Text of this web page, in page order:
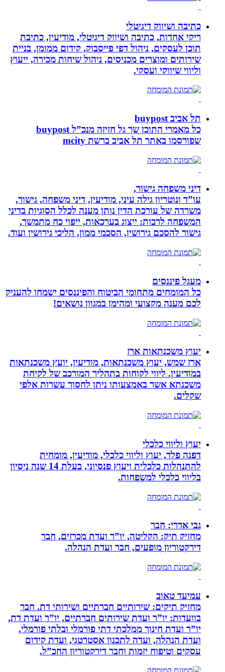
כתיבה ושיווק דיגיטלי
ריקי אחדות, כתיבה ושיווק דיגיטלי, מודיעין, כתיבת
תוכן לעסקים, ניהול דפי פייסבוק, קידום ממומן, בניית
שירותים ומוצרים מכניסים, ניהול שיחות מכירה, ייעוץ
וליווי שיווקי ועסקי.
תל אביב buypost
כל מאמרי התוכן שך גל חזיזה מנכ”ל buypost
שפורסמו באתר תל אביב ברשת mcity
דיני משפחה גישור,
עו”ד ונוטריון גילה עיני, מודיעין, דיני משפחה, גישור,
משרדה של עורכת הדין נותן מענה לכלל הסוגיות בדיני
המשפחה לרבות: ייצוג בערכאות, ייפוי כח מתמשך,
גישור להסכם גירושין, הסכמי ממון, הליכי גירושין ועוד.
מעגל פיננסים
כל המומחים מתחומי הביטוח והפיננסים ישמחו להעניק
לכם מענה מקצועי ומהימן במגוון נושאים!
יעוץ משכנתאות ארז
ארז שמש, יעוץ משכנתאות, מודיעין, יועץ משכנתאות
במודיעין. ליווי לקוחות בתהליך המורכב של לקיחת
משכנתא אשר באמצעותו ניתן לחסוך עשרות אלפי
שקלים.
יעוץ וליווי כלכלי
דפנה פלד, יעוץ וליווי כלכלי, מודיעין, מומחית
להתנהלות כלכלית ויעוץ פנסיוני, בעלת 14 שנה ניסיון
בליווי כלכלי למשפחות.
גבי אדרי: חבר
מחזיק תיק: הקליטה, יו”ר ועדת מכרזים, חבר
דירקטוריון מופעים, חבר ועדת הנהלה.
עמיעד טאוב
מחזיק תיקים: שירותיים חברתיים ושירותי דת. חבר
בוועדות: יו”ר ועדת שירותים חברתיים, יו”ר ועדת דת,
יו”ר ועדת חינוך ממלכתי דתי פורמלי ובלתי פורמלי,
ועדת הנהלה, ועדה לתכנון אסטרטגי, ועדת קידום
עסקים וטיפוח יזמות וחבר דירקטוריון החכ”ל.